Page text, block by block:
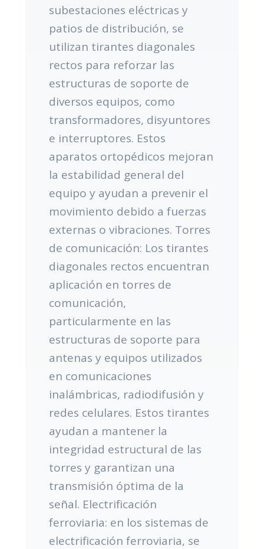
subestaciones eléctricas y
patios de distribución, se
utilizan tirantes diagonales
rectos para reforzar las
estructuras de soporte de
diversos equipos, como
transformadores, disyuntores
e interruptores. Estos
aparatos ortopédicos mejoran
la estabilidad general del
equipo y ayudan a prevenir el
movimiento debido a fuerzas
externas o vibraciones. Torres
de comunicación: Los tirantes
diagonales rectos encuentran
aplicación en torres de
comunicación,
particularmente en las
estructuras de soporte para
antenas y equipos utilizados
en comunicaciones
inalámbricas, radiodifusión y
redes celulares. Estos tirantes
ayudan a mantener la
integridad estructural de las
torres y garantizan una
transmisión óptima de la
señal. Electrificación
ferroviaria: en los sistemas de
electrificación ferroviaria, se